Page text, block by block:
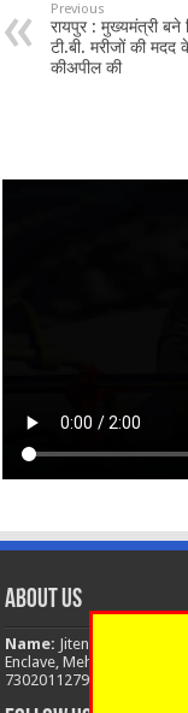
Previous
रायपुर : मुख्यमंत्री बने
टी.बी. मरीजों की
कीअपील की
About Us
Name: Jitendra Singh
Enclave, Mehuwala Mafi,
7302011279